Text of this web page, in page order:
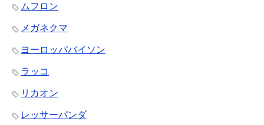
ムフロン
メガネクマ
ヨーロッパバイソン
ラッコ
リカオン
レッサーパンダ